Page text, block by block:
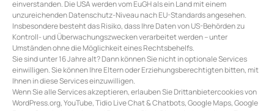
einverstanden. Die USA werden vom EuGH als ein Land mit einem
unzureichenden Datenschutz-Niveau nach EU-Standards angesehen.
Insbesondere besteht das Risiko, dass Ihre Daten von US-Behörden zu
Kontroll- und Überwachungszwecken verarbeitet werden – unter
Umständen ohne die Möglichkeit eines Rechtsbehelfs.
Sie sind unter 16 Jahre alt? Dann können Sie nicht in optionale Services
einwilligen. Sie können Ihre Eltern oder Erziehungsberechtigten bitten, mit
Ihnen in diese Services einzuwilligen.
Wenn Sie alle Services akzeptieren, erlauben Sie Drittanbietercookies von
WordPress.org, YouTube, Tidio Live Chat & Chatbots, Google Maps, Google